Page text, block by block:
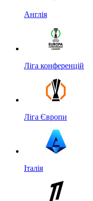
Англія
Ліга конференцій
Ліга Європи
Італія